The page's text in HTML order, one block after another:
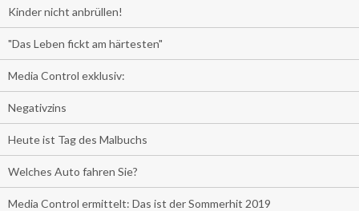
Kinder nicht anbrüllen!
"Das Leben fickt am härtesten"
Media Control exklusiv:
Negativzins
Heute ist Tag des Malbuchs
Welches Auto fahren Sie?
Media Control ermittelt: Das ist der Sommerhit 2019